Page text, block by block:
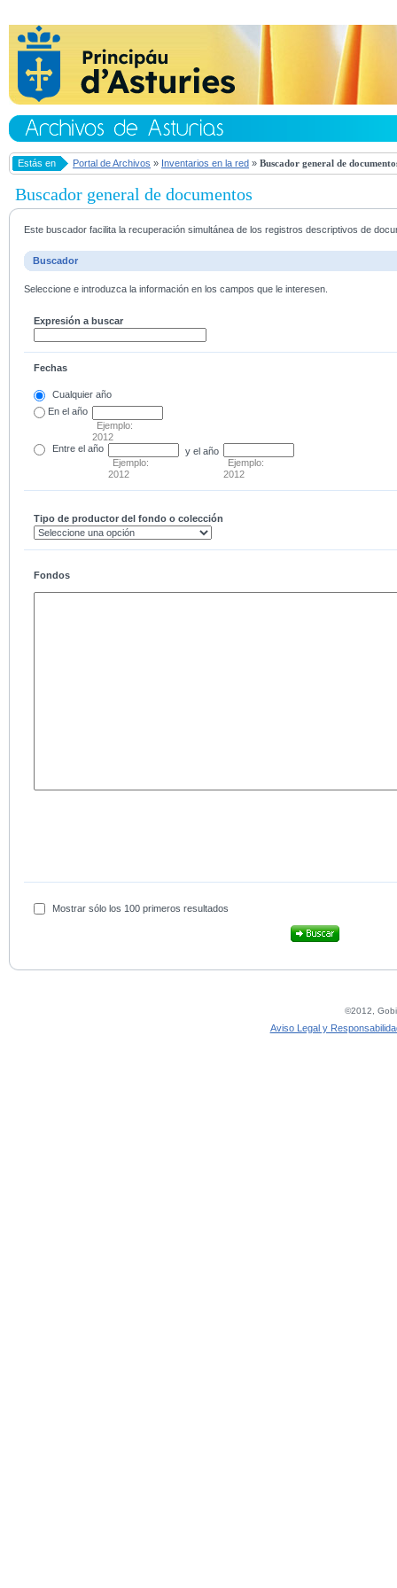
Estás en Portal de Archivos » Inventarios en la red » Buscador general de
Buscador general de documentos
Este buscador facilita la recuperación simultánea de los registros descriptivos de
Buscador
Seleccione e introduzca la información en los campos que le interesen.
Expresión a buscar
Fechas
Cualquier año
En el año
Ejemplo:
2012
Entre el año
Ejemplo:
2012
y el año
Ejemplo:
2012
Tipo de productor del fondo o colección
Fondos
Mostrar sólo los 100 primeros resultados
©2012,
Aviso Legal y